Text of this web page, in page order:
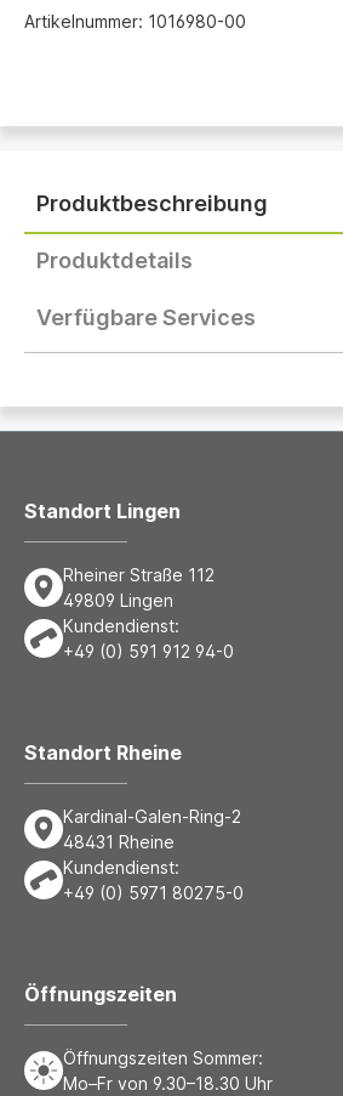
Artikelnummer: 1016980-00
Produktbeschreibung
Produktdetails
Verfügbare Services
Standort Lingen
Rheiner Straße 112
49809 Lingen
Kundendienst:
+49 (0) 591 912 94-0
Standort Rheine
Kardinal-Galen-Ring-2
48431 Rheine
Kundendienst:
+49 (0) 5971 80275-0
Öffnungszeiten
Öffnungszeiten Sommer:
Mo–Fr von 9.30–18.30 Uhr